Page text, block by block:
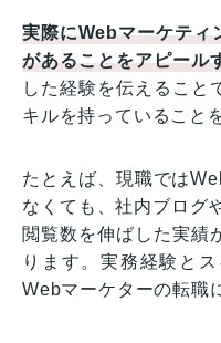
実際にWebマーケティ
があることをアピール
した経験を伝えること
キルを持っていること
たとえば、現職では
なくても、社内ブログ
閲覧数を伸ばした実績
ります。実務経験と
Webマーケターの転職